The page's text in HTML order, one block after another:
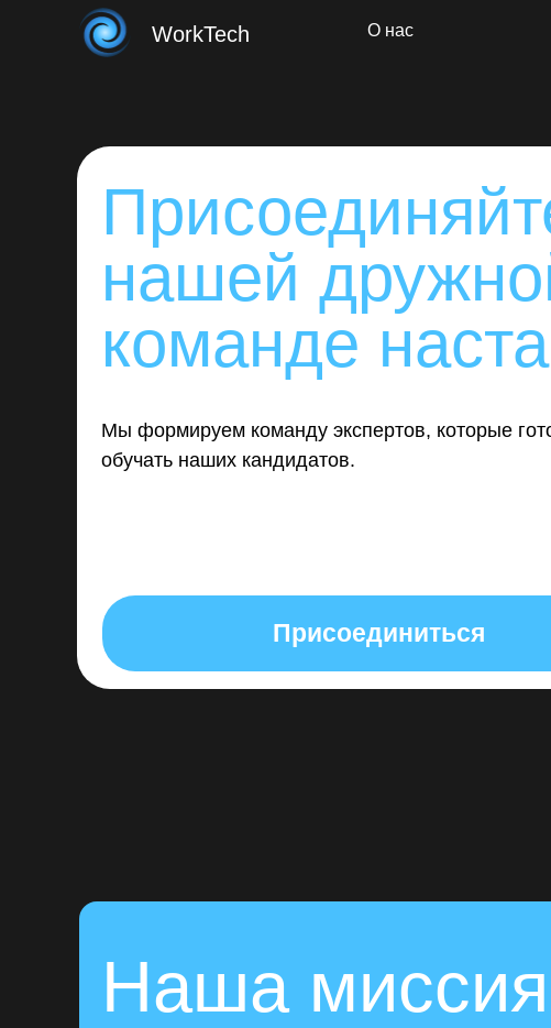
О нас
WorkTech
Мы формируем команду экспертов, которые
обучать наших кандидатов.
нашей
команде
Присоединиться
Наша миссия